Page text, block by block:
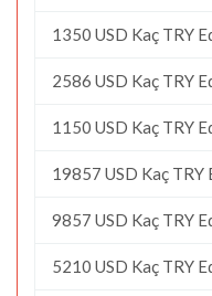
1350 USD Kaç TRY
2586 USD Kaç TRY
1150 USD Kaç TRY
19857 USD Kaç TRY
9857 USD Kaç TRY
5210 USD Kaç TRY